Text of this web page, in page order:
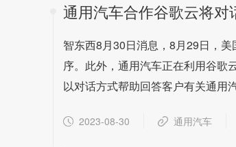
通用汽车合作谷歌云将对
智东西8月30日消息，8月29日，
序。此外，通用汽车正在利用谷歌
以对话方式帮助回答客户有关通用
2023-08-30 通用汽车